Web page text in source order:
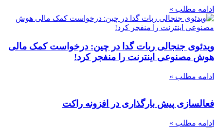
ادامه مطلب »
ویدئوی جنجالی ربات گدا در چین: درخواست کمک مالی
هوش مصنوعی اینترنت را منفجر کرد!
ادامه مطلب »
فعالسازی پیش بارگذاری در افزونه راکت
ادامه مطلب »